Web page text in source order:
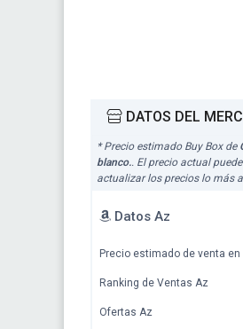
DATOS DEL
* Precio estimado Buy Box de
blanco.. El precio actual
actualizar los precios lo más
Datos Az
Precio estimado de venta en
Ranking de Ventas Az
Ofertas Az